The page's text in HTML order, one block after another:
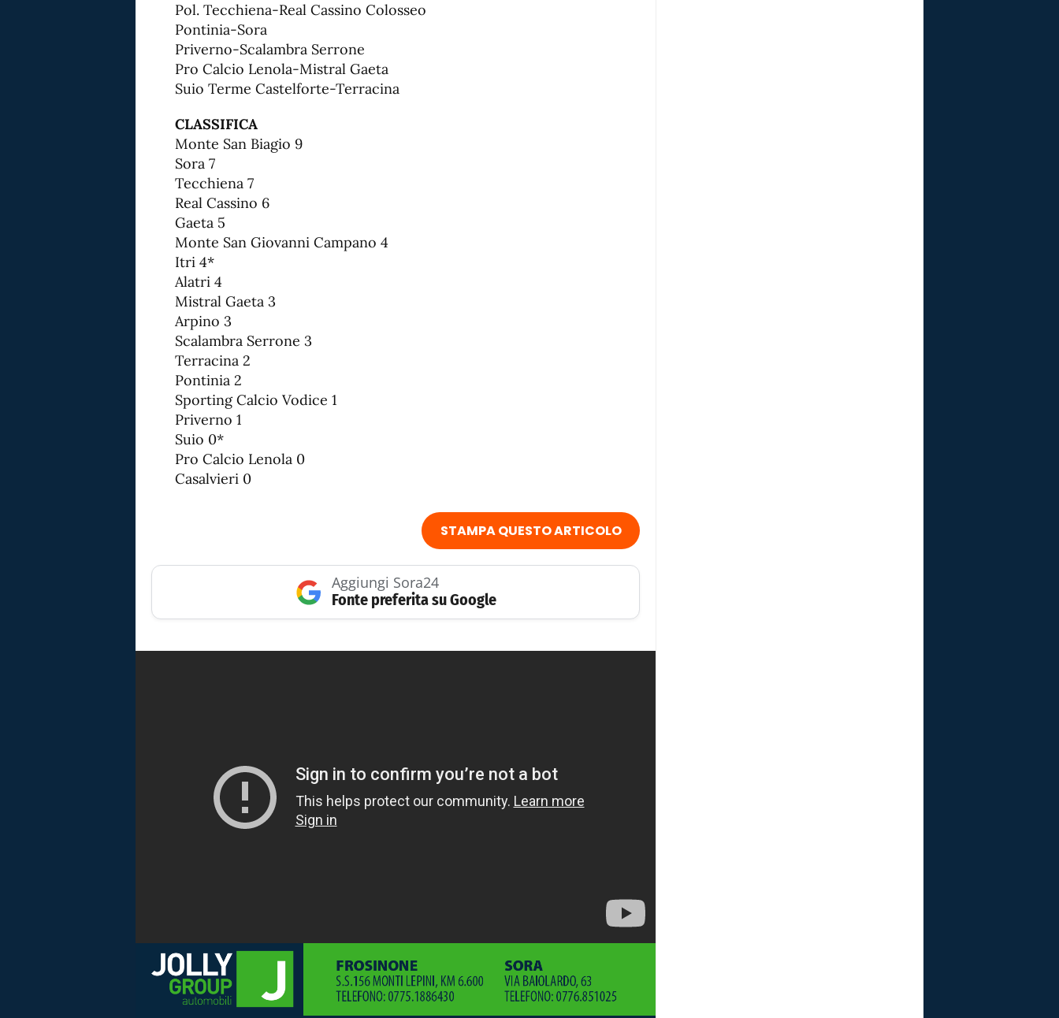
Pol. Tecchiena-Real Cassino Colosseo
Pontinia-Sora
Priverno-Scalambra Serrone
Pro Calcio Lenola-Mistral Gaeta
Suio Terme Castelforte-Terracina
CLASSIFICA
Monte San Biagio 9
Sora 7
Tecchiena 7
Real Cassino 6
Gaeta 5
Monte San Giovanni Campano 4
Itri 4*
Alatri 4
Mistral Gaeta 3
Arpino 3
Scalambra Serrone 3
Terracina 2
Pontinia 2
Sporting Calcio Vodice 1
Priverno 1
Suio 0*
Pro Calcio Lenola 0
Casalvieri 0
STAMPA QUESTO ARTICOLO
Aggiungi Sora24
Fonte preferita su Google